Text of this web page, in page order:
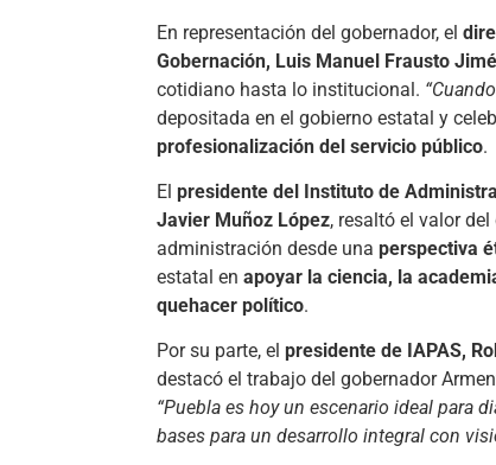
En representación del gobernador, el
Gobernación, Luis Manuel Frausto
cotidiano hasta lo institucional.
depositada en el gobierno estatal y
profesionalización del servicio público.
El presidente del Instituto de
Javier Muñoz López, resaltó el valor
administración desde una perspectiva
estatal en apoyar la ciencia, la
quehacer político.
Por su parte, el presidente de IAPAS,
destacó el trabajo del gobernador
“Puebla es hoy un escenario ideal para
bases para un desarrollo integral con